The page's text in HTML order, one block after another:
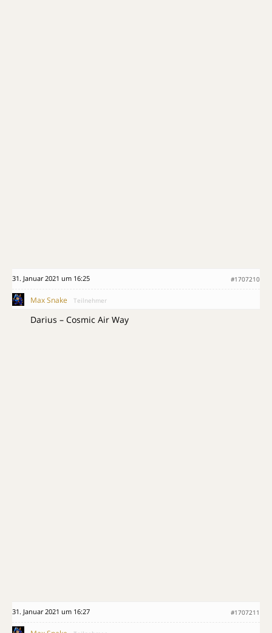
31. Januar 2021 um 16:25 #1707210
Max Snake Teilnehmer
Darius – Cosmic Air Way
31. Januar 2021 um 16:27 #1707211